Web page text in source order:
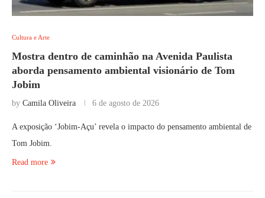
Cultura e Arte
Mostra dentro de caminhão na Avenida Paulista
aborda pensamento ambiental visionário de Tom
Jobim
by Camila Oliveira 6 de agosto de 2026
A exposição ‘Jobim-Açu’ revela o impacto do pensamento ambiental de
Tom Jobim.
Read more